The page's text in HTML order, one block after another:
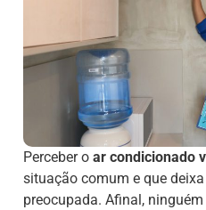
Perceber o ar condicionado
situação comum e que
preocupada. Afinal,